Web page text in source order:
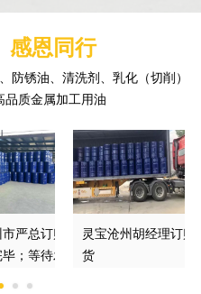
感恩同行
防锈油、清洗剂、乳化（切削）
品质金属加工用油
磨削液
市严总订购的绿色切削液已经生
；等待发车
灵宝沧州胡经理订
货